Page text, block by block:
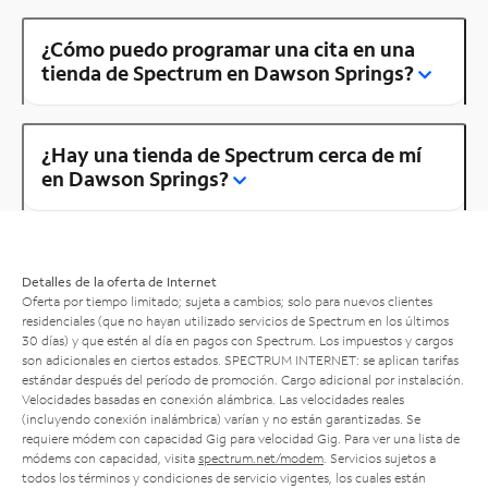
¿Cómo puedo programar una cita en una
tienda de Spectrum en Dawson Springs?
¿Hay una tienda de Spectrum cerca de mí
en Dawson Springs?
Detalles de la oferta de Internet
Oferta por tiempo limitado; sujeta a cambios; solo para nuevos clientes
residenciales (que no hayan utilizado servicios de Spectrum en los últimos
30 días) y que estén al día en pagos con Spectrum. Los impuestos y cargos
son adicionales en ciertos estados. SPECTRUM INTERNET: se aplican tarifas
estándar después del período de promoción. Cargo adicional por instalación.
Velocidades basadas en conexión alámbrica. Las velocidades reales
(incluyendo conexión inalámbrica) varían y no están garantizadas. Se
requiere módem con capacidad Gig para velocidad Gig. Para ver una lista de
módems con capacidad, visita spectrum.net/modem . Servicios sujetos a
todos los términos y condiciones de servicio vigentes, los cuales están